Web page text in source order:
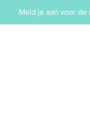
Meld je aan voor